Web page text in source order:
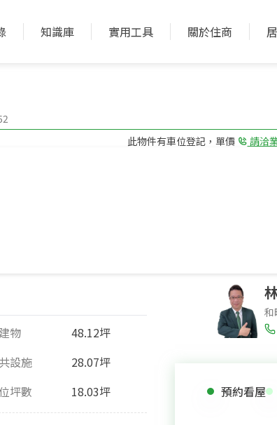
知識庫 實用工具 關於住商
此物件有車位登記，單價 請洽
物
48.12坪
設施
28.07坪
坪數 18.03坪
和
預約看屋